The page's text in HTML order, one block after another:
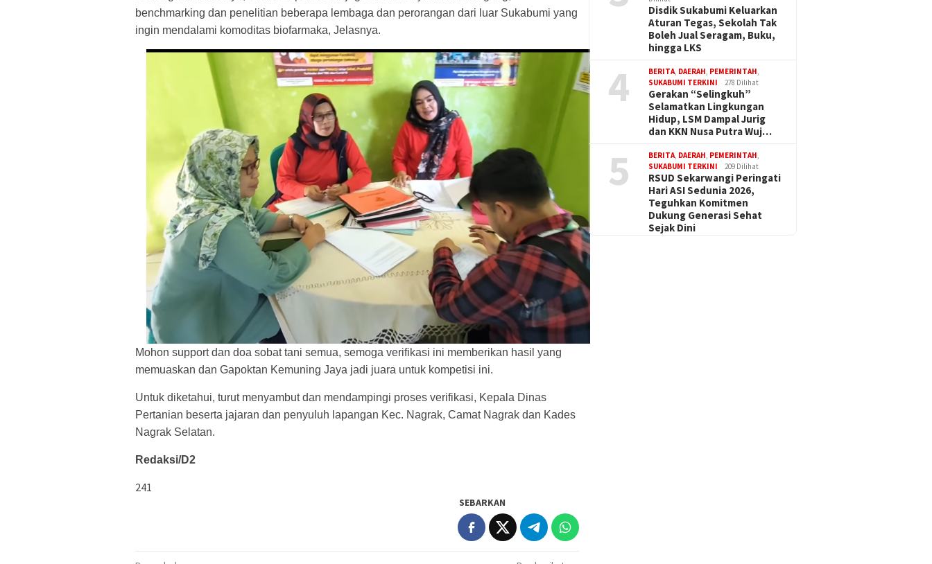
benchmarking dan penelitian beberapa lembaga dan perorangan dari luar Sukabumi yang
ingin mendalami komoditas biofarmaka, Jelasnya.
Mohon support dan doa sobat tani semua, semoga verifikasi ini memberikan hasil yang
memuaskan dan Gapoktan Kemuning Jaya jadi juara untuk kompetisi ini.
Untuk diketahui, turut menyambut dan mendampingi proses verifikasi, Kepala Dinas
Pertanian beserta jajaran dan penyuluh lapangan Kec. Nagrak, Camat Nagrak dan Kades
Nagrak Selatan.
Redaksi/D2
241
SEBARKAN
Disdik Sukabumi Keluarkan
Aturan Tegas, Sekolah Tak
Boleh Jual Seragam, Buku,
hingga LKS
4 BERITA, DAERAH, PEMERINTAH,
SUKABUMI TERKINI
278 Dilihat
Gerakan “Selingkuh”
Selamatkan Lingkungan
Hidup, LSM Dampal Jurig
dan KKN Nusa Putra Wuj…
5 BERITA, DAERAH, PEMERINTAH,
SUKABUMI TERKINI
209 Dilihat
RSUD Sekarwangi Peringati
Hari ASI Sedunia 2026,
Teguhkan Komitmen
Dukung Generasi Sehat
Sejak Dini